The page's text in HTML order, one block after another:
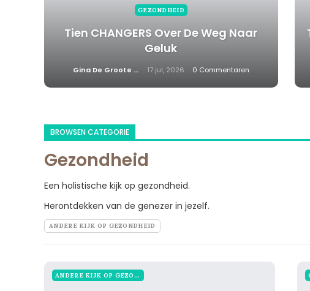
GEZONDHEID
Tien CHANGERS Over De Weg Naar
Geluk
Gina De Groote 17 jul, 2026 0 Commentaren
BROWSEN CATEGORIE
Gezondheid
Een holistische kijk op gezondheid.
Herontdekken van de genezer in jezelf.
ANDERE KIJK OP GEZONDHEID
ANDERE KIJK OP GEZONDHEID